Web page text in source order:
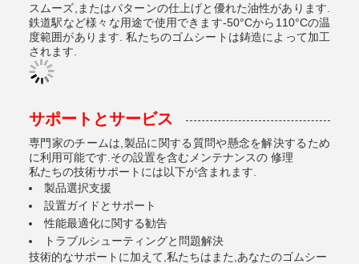
スムーズ,またはパターンの仕上げと優れた油性があります.
鉄道駅など様々な用途で使用できます-50°Cから110°Cの温
度範囲があります. 私たちのゴムシートは鋳造によって加工
されます.
サポートとサービス
専門家のチームは,製品に関する質問や懸念を解決するため
に利用可能です.その設置を含むメンテナンスの 修理
私たちの技術サポートには以下が含まれます.
製品選択支援
設置ガイドとサポート
性能最適化に関する勧告
トラブルシューティングと問題解決
技術的なサポートに加えて,私たちはまた,あなたのゴムシー